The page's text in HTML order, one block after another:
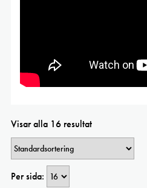
Visar alla 16 resultat
Per sida: